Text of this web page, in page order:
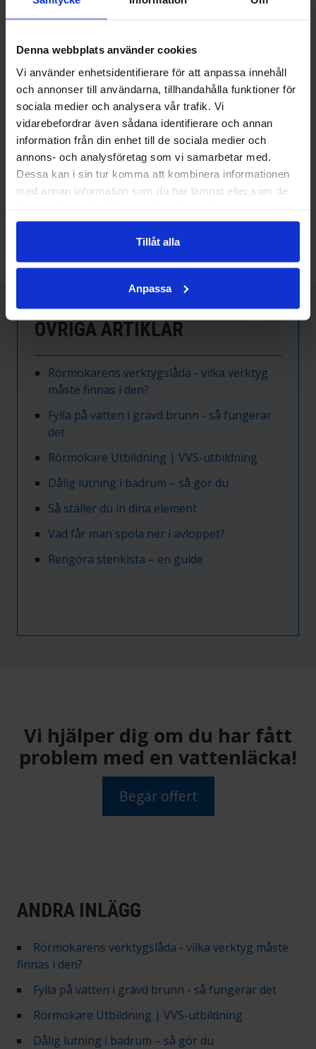
Denna webbplats använder cookies
Vi använder enhetsidentifierare för att anpassa innehåll
och annonser till användarna, tillhandahålla funktioner för
sociala medier och analysera vår trafik. Vi
vidarebefordrar även sådana identifierare och annan
information från din enhet till de sociala medier och
annons- och analysföretag som vi samarbetar med.
Dessa kan i sin tur komma att kombinera informationen
med annan information som du har lämnat eller som de
Tillåt alla
Anpassa
• En droppande kan läcka hela 40 liter på ett dygn
• Rinner kranen konstant med en tunn stråle så
slösas ungefär 40 kubikmeter om året.
• En rinnande toalett är en riktig vattentjuv. 1 100 liter
på ett dygn och 400 kubikmeter om året rinner ut i
tomma intet.
• Ett extremfall, en kraftigt rinnande kran liknande en
spolning ur en brandpost, förbrukar 350 000
• 150 kubikmeter per år är den normala
ÖVRIGA ARTIKLAR
Rörmokarens verktygslåda - vilka verktyg
måste finnas i den?
Fylla på vatten i grävd brunn - så fungerar
det
Rörmokare Utbildning | VVS-utbildning
Dålig lutning i badrum – så gör du
Så ställer du in dina element
Vad får man spola ner i avloppet?
Rengöra stenkista – en guide
Vi hjälper dig om du har fått
problem med en vattenläcka!
Begär offert
ANDRA INLÄGG
Rörmokarens verktygslåda - vilka verktyg måste
finnas i den?
Fylla på vatten i grävd brunn - så fungerar det
Rörmokare Utbildning | VVS-utbildning
Dålig lutning i badrum – så gör du